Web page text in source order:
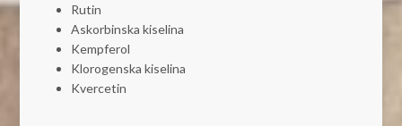
Rutin
Askorbinska kiselina
Kempferol
Klorogenska kiselina
Kvercetin